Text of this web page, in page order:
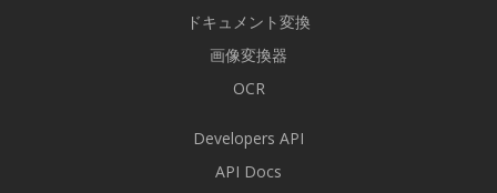
ドキュメント変換
画像変換器
OCR
Developers API
API Docs